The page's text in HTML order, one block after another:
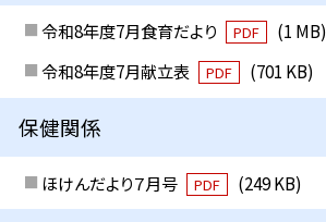
令和8年度7月食育だより PDF
(1 MB)
令和8年度7月献立表
PDF (701 KB)
保健関係
ほけんだより７月号 PDF (249 KB)